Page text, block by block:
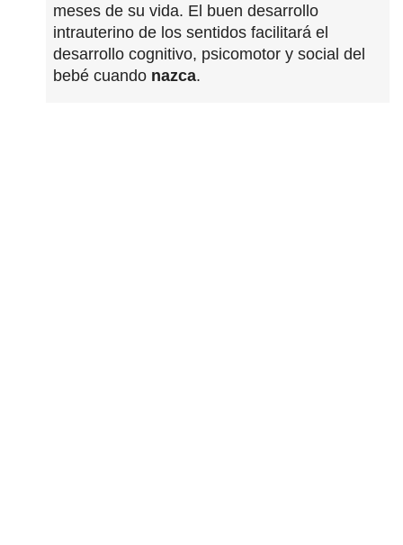
meses de su vida. El buen desarrollo
intrauterino de los sentidos facilitará el
desarrollo cognitivo, psicomotor y social del
bebé cuando nazca.